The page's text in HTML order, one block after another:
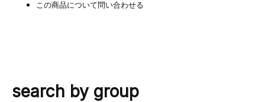
この商品について問い合わせる
search by group